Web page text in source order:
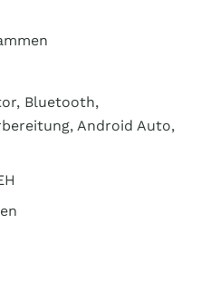
Bluetooth,
Android Auto,